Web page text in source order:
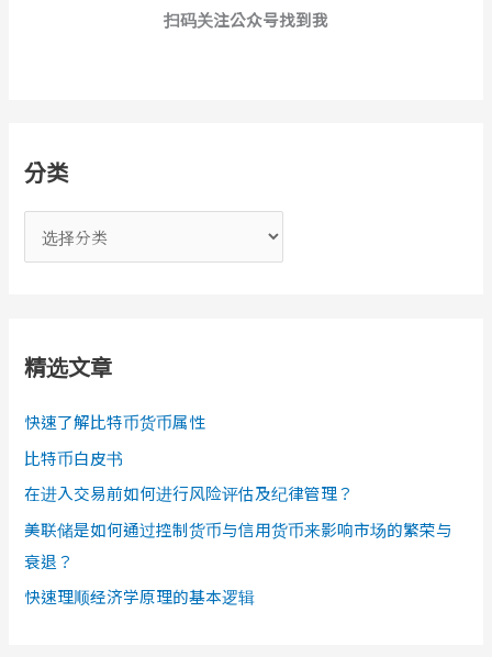
扫码关注公众号找到我
分类
类
精选文章
快速了解比特币货币属性
比特币白皮书
在进入交易前如何进行风险评估及纪律管理？
美联储是如何通过控制货币与信用货币来影响市场的繁荣与
衰退？
快速理顺经济学原理的基本逻辑